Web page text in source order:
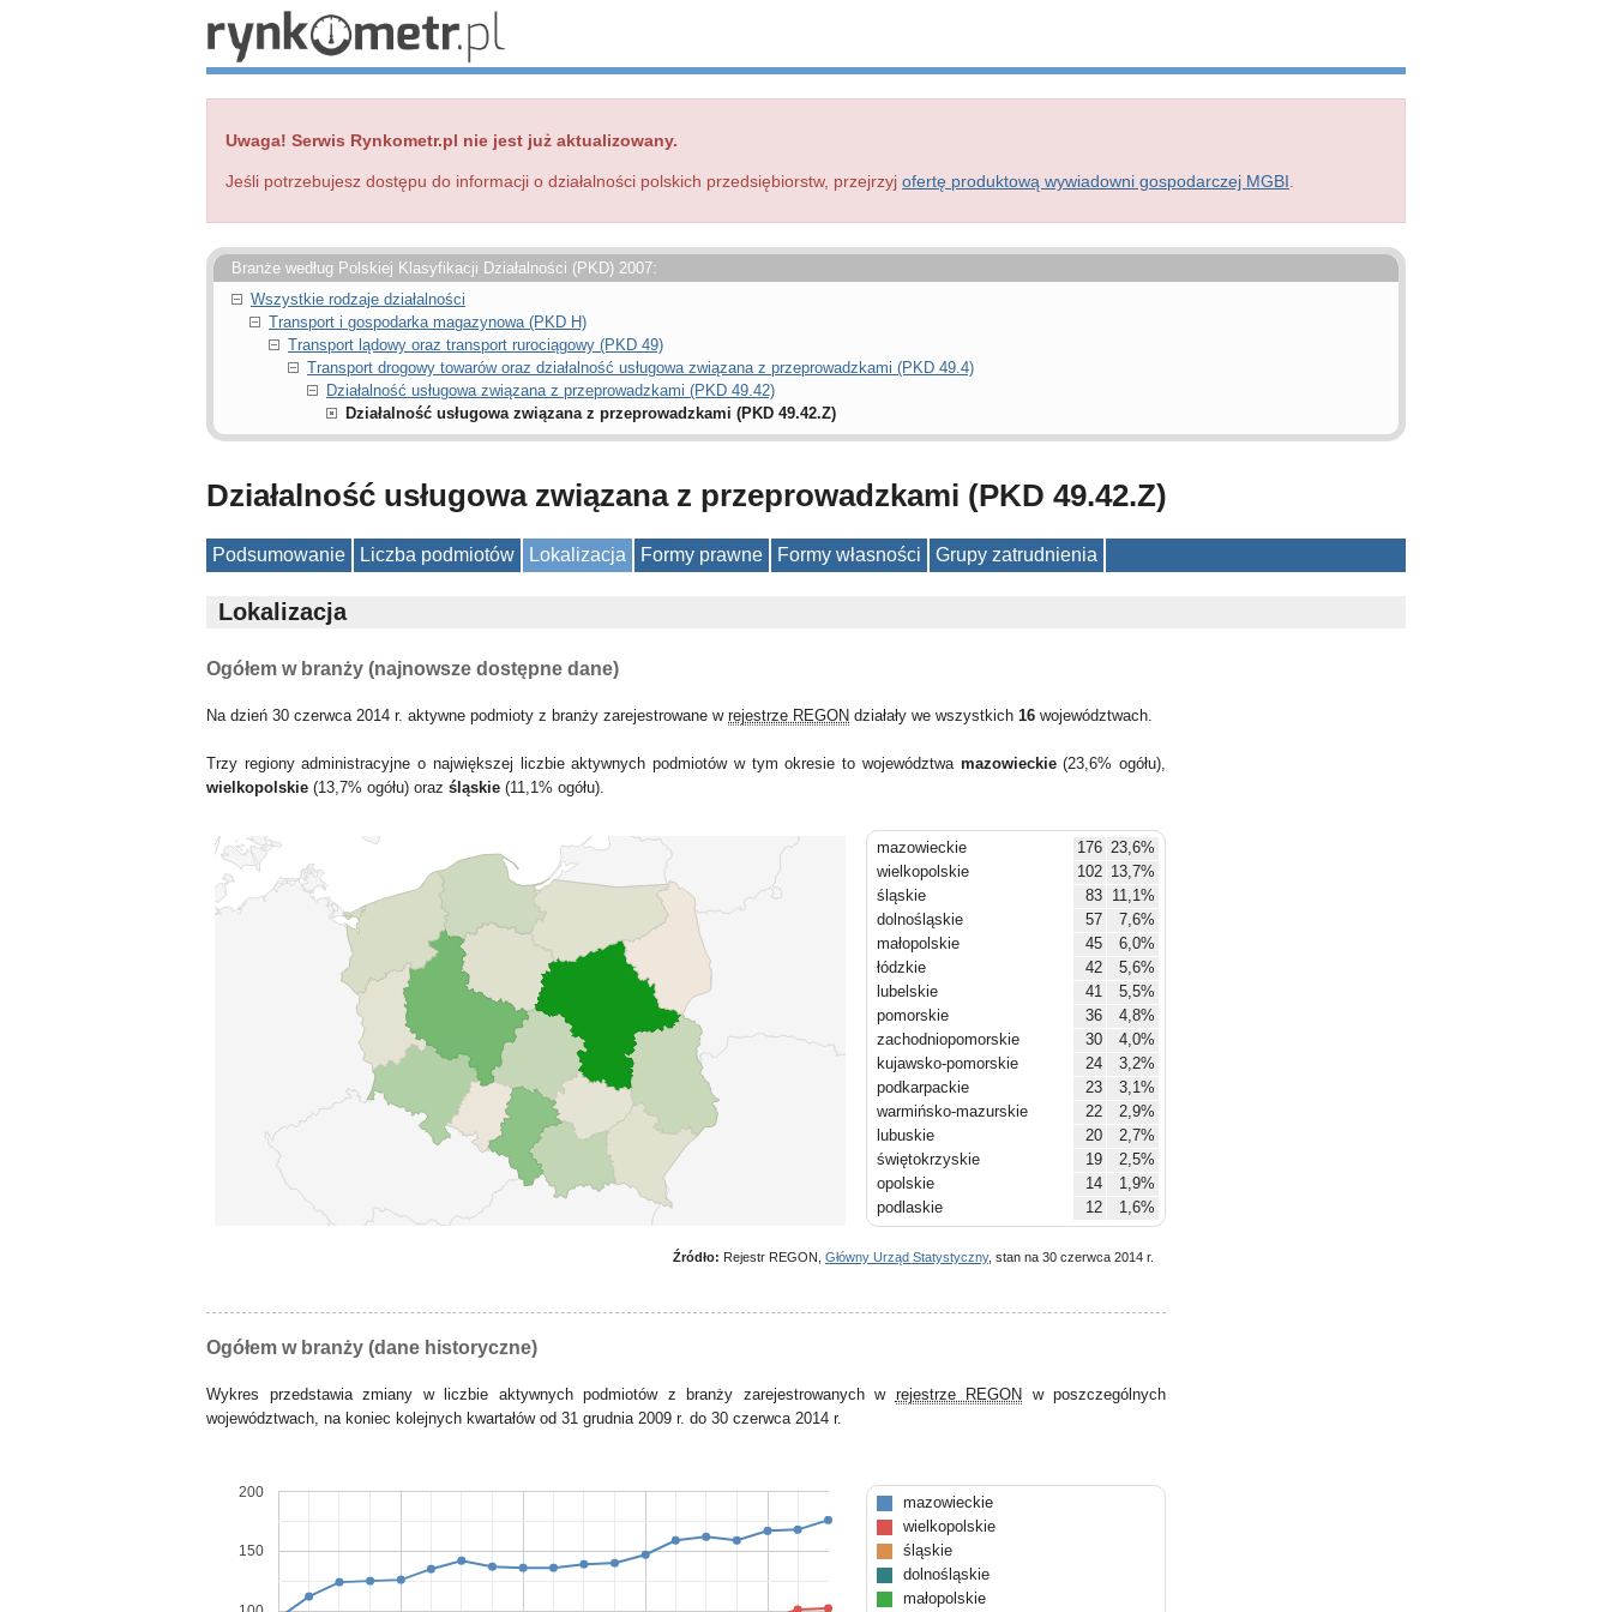
Uwaga! Serwis Rynkometr.pl nie jest już aktualizowany.
Jeśli potrzebujesz dostępu do informacji o działalności polskich przedsiębiorstw, przejrzyj ofertę produktową wywiadowni gospodarczej MGBI
Branże według Polskiej Klasyfikacji Działalności (PKD) 2007:
Wszystkie rodzaje działalności
Transport i gospodarka magazynowa (PKD H)
Transport lądowy oraz transport rurociągowy (PKD 49)
Transport drogowy towarów oraz działalność usługowa związana z przeprowadzkami (PKD 49.4)
Działalność usługowa związana z przeprowadzkami (PKD 49.42)
Działalność usługowa związana z przeprowadzkami (PKD 49.42.Z)
Działalność usługowa związana z przeprowadzkami (PKD 49.42.Z)
Podsumowanie Liczba podmiotów Lokalizacja Formy prawne Formy własności Grupy zatrudnienia
Lokalizacja
Ogółem w branży (najnowsze dostępne dane)
Na dzień 30 czerwca 2014 r. aktywne podmioty z branży zarejestrowane w rejestrze REGON działały we wszystkich 16 województwach.
Trzy regiony administracyjne o największej liczbie aktywnych podmiotów w tym okresie to województwa mazowieckie(23,6% ogółu),
wielkopolskie (13,7% ogółu) oraz śląskie (11,1% ogółu).
mazowieckie 176 23,6%
wielkopolskie
102 13,7%
śląskie
83 11,1%
dolnośląskie
57
7,6%
małopolskie
45
6,0%
łódzkie
42
5,6%
lubelskie
41
5,5%
pomorskie
36
4,8%
zachodniopomorskie
30
4,0%
kujawsko-pomorskie
24
3,2%
podkarpackie
23
3,1%
warmińsko-mazurskie
22
2,9%
lubuskie
20
2,7%
świętokrzyskie
19
2,5%
opolskie
14
1,9%
podlaskie
12 1,6%
Źródło: Rejestr REGON, Główny Urząd Statystyczny, stan na 30 czerwca 2014 r.
Ogółem w branży (dane historyczne)
Wykres przedstawia zmiany w liczbie aktywnych podmiotów z branży zarejestrowanych w rejestrze REGON w poszczególnych
województwach, na koniec kolejnych kwartałów od 31 grudnia 2009 r. do 30 czerwca 2014 r.
150
200
mazowieckie
wielkopolskie
śląskie
dolnośląskie
małopolskie